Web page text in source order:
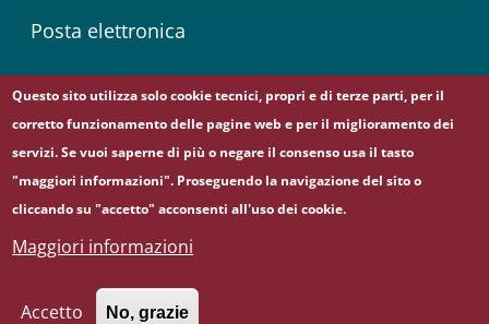
Posta elettronica
Sapienza Wireless
Career service
© Sapienza Università di Roma - Piazzale Aldo Moro 5,
02133771002
Questo sito utilizza solo cookie tecnici, propri e di terze parti, per il
corretto funzionamento delle pagine web e per il miglioramento dei
servizi. Se vuoi saperne di più o negare il consenso usa il tasto
"maggiori informazioni". Proseguendo la navigazione del sito o
cliccando su "accetto" acconsenti all'uso dei cookie.
Maggiori informazioni
Accetto No, grazie